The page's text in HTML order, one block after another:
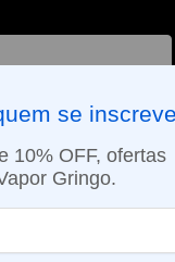
NICOTINA ORAL
APROVADOS ATÉ
se
10% OFF, ofertas
Gringo.